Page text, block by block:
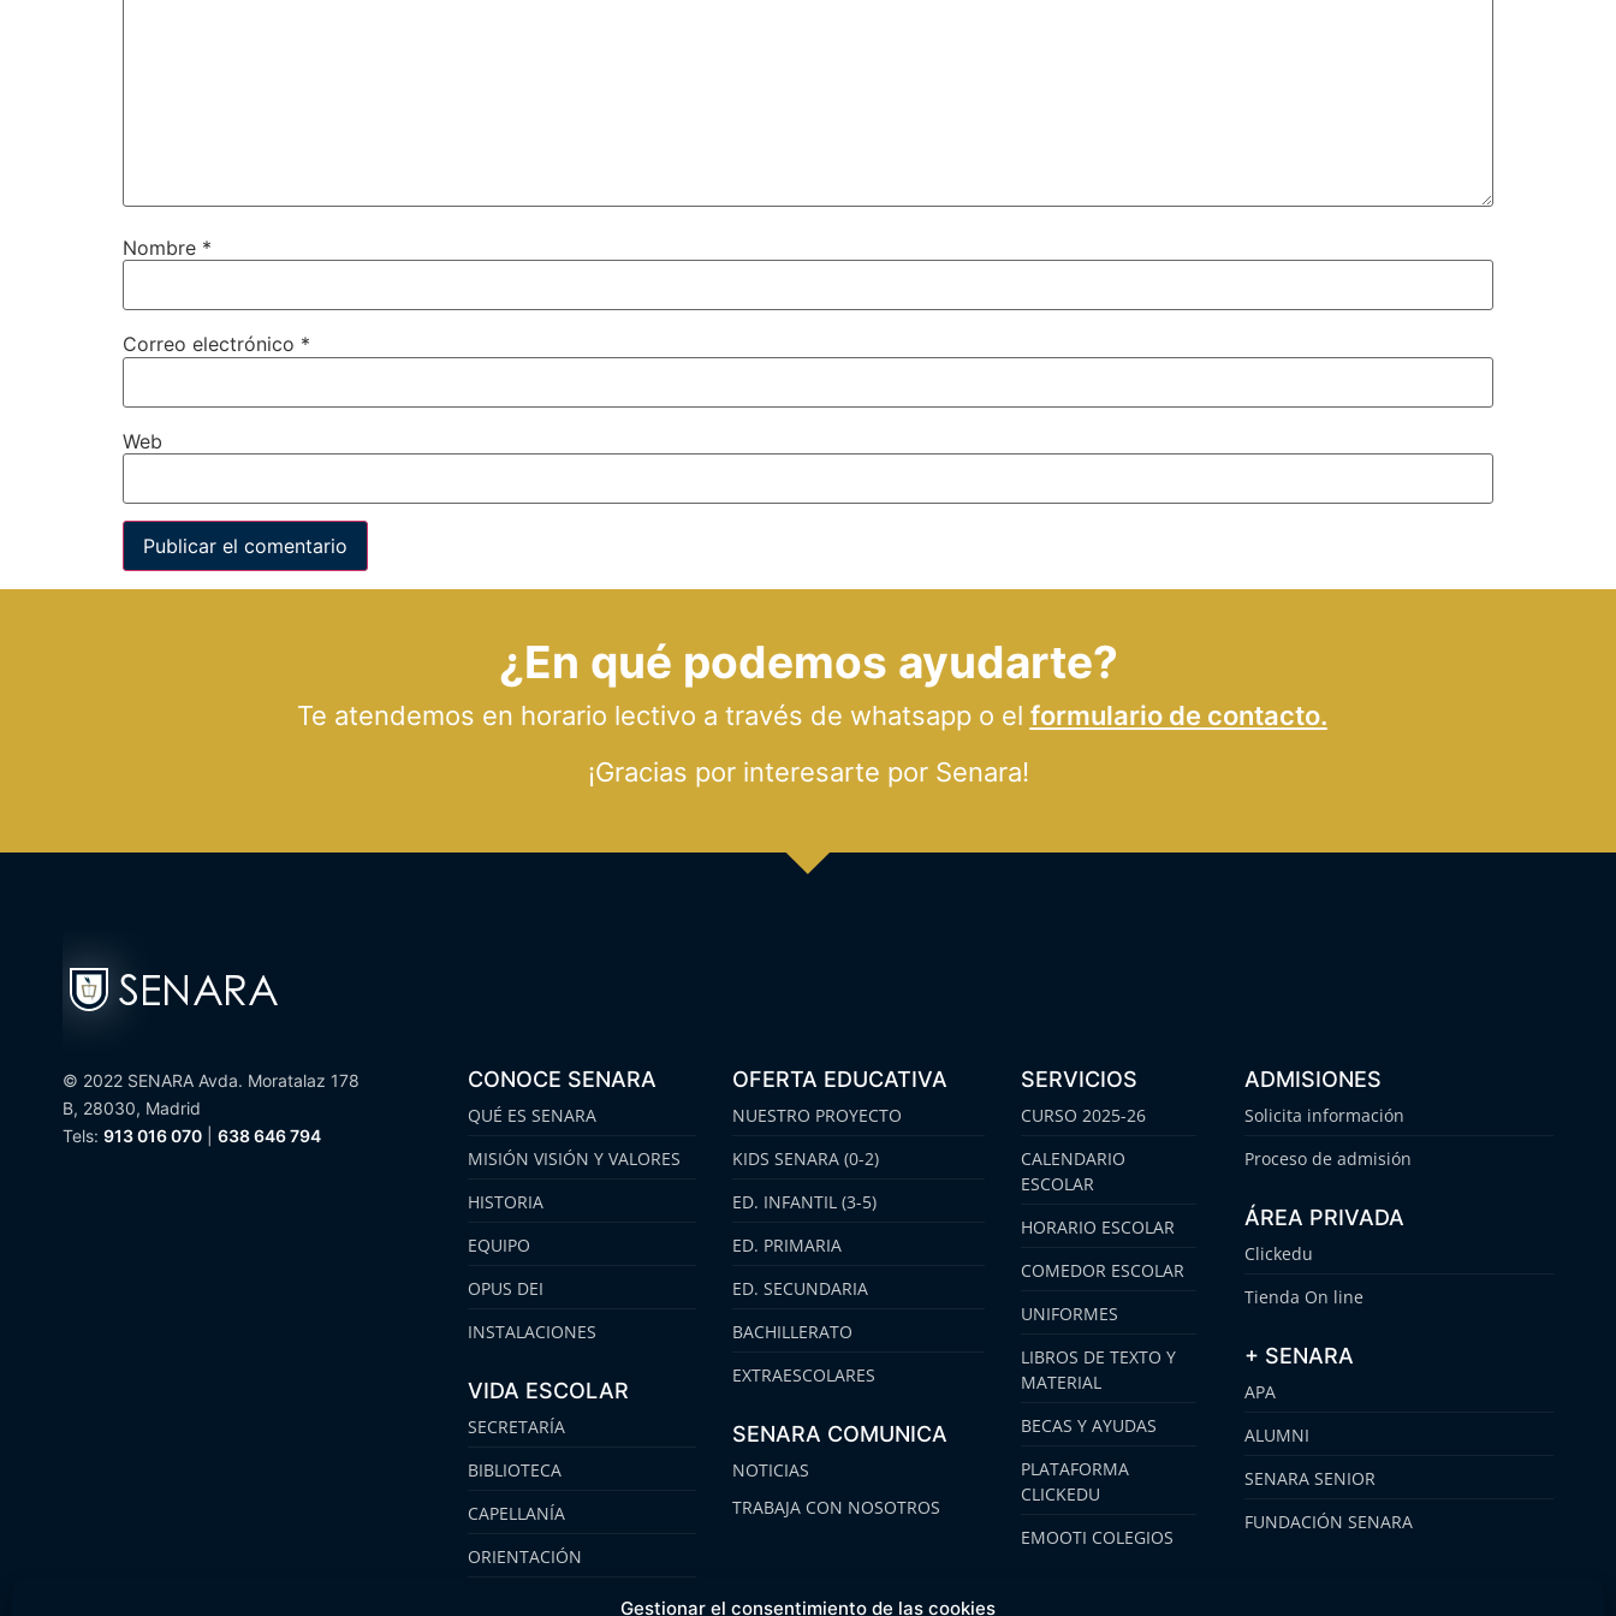
Gestionar el consentimiento de las cookies
Nombre *
Correo electrónico *
Web
¿En qué podemos ayudarte?
Te atendemos en horario lectivo a través de whatsapp o el formulario de contacto.
¡Gracias por interesarte por Senara!
© 2022 SENARA Avda. Moratalaz 178
B, 28030, Madrid
Tels: 913 016 070 638 646 794
CONOCE SENARA
QUÉ ES SENARA
MISIÓN VISIÓN Y VALORES
HISTORIA
EQUIPO
OPUS DEI
INSTALACIONES
VIDA ESCOLAR
SECRETARÍA
BIBLIOTECA
CAPELLANÍA
ORIENTACIÓN
OFERTA EDUCATIVA
NUESTRO PROYECTO
KIDS SENARA (0-2)
ED. INFANTIL (3-5)
ED. PRIMARIA
ED. SECUNDARIA
BACHILLERATO
EXTRAESCOLARES
SENARA COMUNICA
NOTICIAS
TRABAJA CON NOSOTROS
SERVICIOS
CURSO 2025-26
CALENDARIO
ESCOLAR
HORARIO ESCOLAR
COMEDOR ESCOLAR
UNIFORMES
LIBROS DE TEXTO Y
MATERIAL
BECAS Y AYUDAS
PLATAFORMA
CLICKEDU
EMOOTI COLEGIOS
ADMISIONES
Solicita información
Proceso de admisión
ÁREA PRIVADA
Clickedu
Tienda On line
+ SENARA
APA
ALUMNI
SENARA SENIOR
FUNDACIÓN SENARA